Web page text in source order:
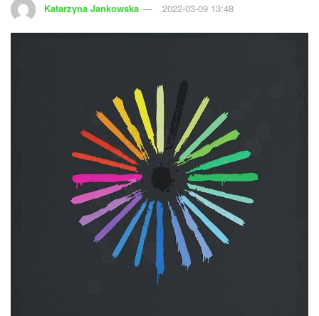
Katarzyna Jankowska 2022-03-09 13:48